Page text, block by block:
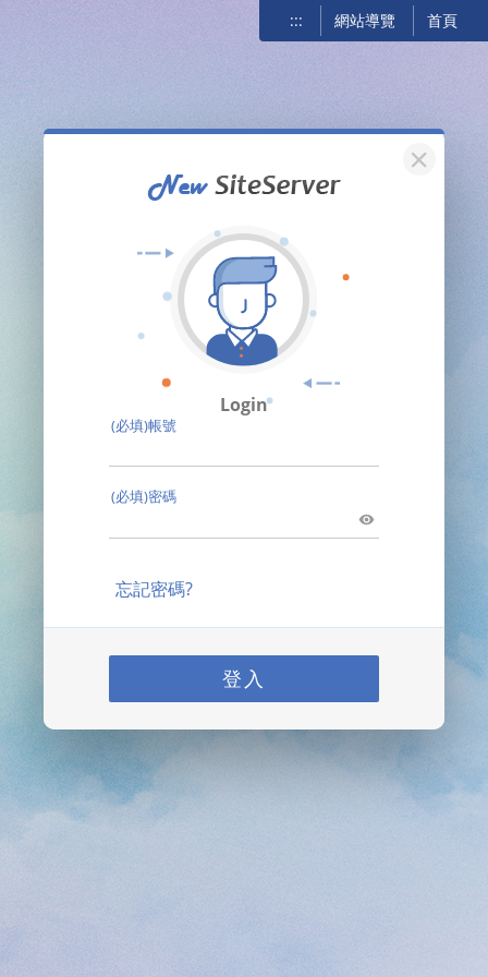
::: 網站導覽 首頁
關閉
Login
(必填)帳號
(必填)密碼
忘記密碼?
登入